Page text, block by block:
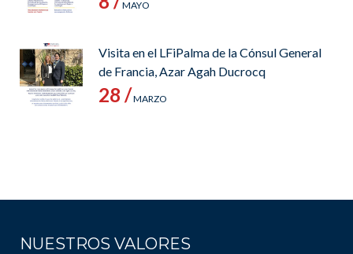
MAYO
Visita en el LFiPalma de la Cónsul General
de Francia, Azar Agah Ducrocq
28 /MARZO
NUESTROS VALORES